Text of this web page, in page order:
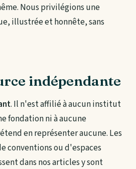
Nous privilégions une
illustrée et honnête, sans
indépendante
. Il n'est affilié à aucun institut
fondation ni à aucune
en représenter aucune. Les
conventions ou d'espaces
dans nos articles y sont